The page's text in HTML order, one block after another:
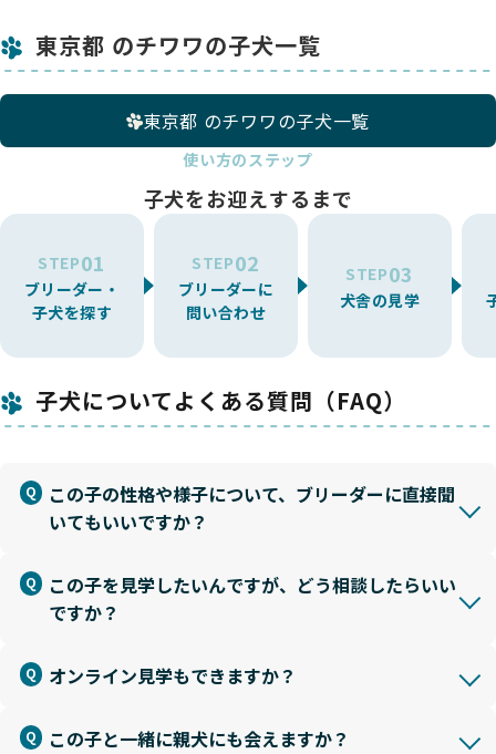
東京都 のチワワの子犬一覧
東京都 のチワワの子犬一覧
使い方のステップ
子犬をお迎えするまで
STEP01
ブリーダー・
子犬を探す
STEP02
ブリーダーに
問い合わせ
STEP03
犬舎の見学
子犬についてよくある質問（FAQ）
この子の性格や様子について、ブリーダーに直接聞
いてもいいですか？
この子を見学したいんですが、どう相談したらいい
ですか？
オンライン見学もできますか？
この子と一緒に親犬にも会えますか？